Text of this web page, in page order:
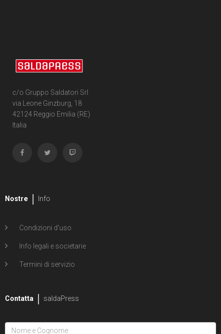
c/o Gruppo Saldatori Srl
via Leone Ginzburg, 18
42124 Reggio Emilia (RE)
Italia
Nostre Info
Condizioni d'uso
Info legali e societarie
Termini di servizio
Contatta saldaPress